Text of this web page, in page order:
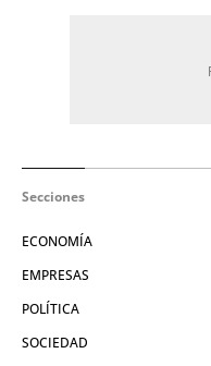
Secciones
ECONOMÍA
EMPRESAS
POLÍTICA
SOCIEDAD